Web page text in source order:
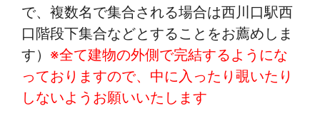
で、複数名で集合される場合は西川口駅西
口階段下集合などとすることをお薦めしま
す） ※全て建物の外側で完結するようにな
っておりますので、中に入ったり覗いたり
しないようお願いいたします